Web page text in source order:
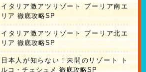
イタリア激アツリゾート プーリア南エ
リア 徹底攻略SP
イタリア激アツリゾート プーリア北エ
リア 徹底攻略SP
日本人が知らない！未開のリゾート ト
ルコ・チェシュメ 徹底攻略SP